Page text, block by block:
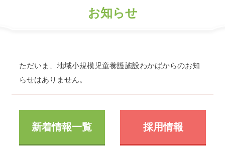
お知らせ
ただいま、地域小規模児童養護施設わかばからのお知
らせはありません。
新着情報一覧 採用情報